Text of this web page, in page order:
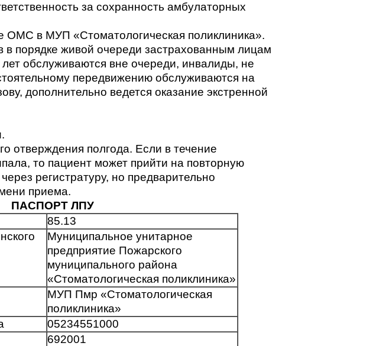
за сохранность амбулаторных
ОМС в МУП «Стоматологическая поликлиника».
в порядке живой очереди застрахованным лицам
обслуживаются вне очереди, инвалиды, не
передвижению обслуживаются на
дополнительно ведется оказание экстренной
отверждения полгода. Если в течение
то пациент может прийти на повторную
регистратуру, но предварительно
приема.
ПАСПОРТ ЛПУ
85.13
Муниципальное унитарное
предприятие Пожарского
муниципального района
«Стоматологическая поликлиника»
МУП Пмр «Стоматологическая
поликлиника»
05234551000
692001